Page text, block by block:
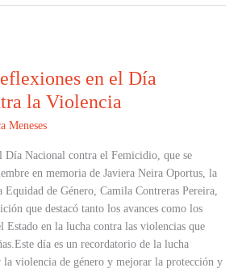
en el Día
la Violencia
Meneses
Día Nacional contra el Femicidio, que se
en memoria de Javiera Neira Oportus, la
de Género, Camila Contreras Pereira,
que destacó tanto los avances como los
Estado en la lucha contra las violencias que
día es un recordatorio de la lucha
la violencia de género y mejorar la protección y